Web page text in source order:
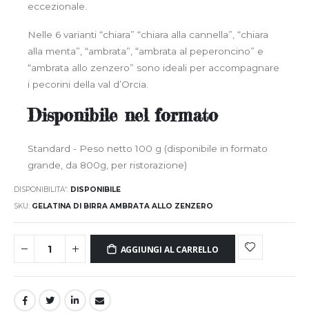
eccezionale.
Nelle 6 varianti “chiara” “chiara alla cannella”, “chiara
alla menta”, “ambrata”, “ambrata al peperoncino” e
“ambrata allo zenzero” sono ideali per accompagnare
i pecorini della val d’Orcia.
Disponibile nel formato
Standard - Peso netto 100 g (disponibile in formato
grande, da 800g, per ristorazione)
DISPONIBILITA': DISPONIBILE
SKU GELATINA DI BIRRA AMBRATA ALLO ZENZERO
AGGIUNGI AL CARRELLO